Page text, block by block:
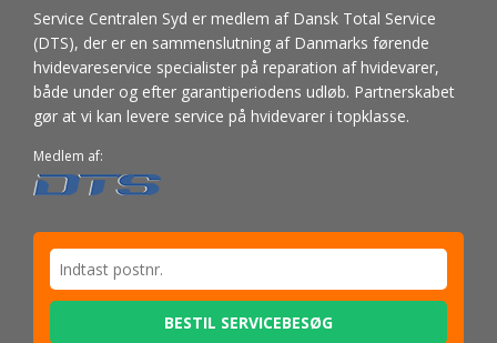
Service Centralen Syd er medlem af Dansk Total Service
(DTS), der er en sammenslutning af Danmarks førende
hvidevareservice specialister på reparation af hvidevarer,
både under og efter garantiperiodens udløb. Partnerskabet
gør at vi kan levere service på hvidevarer i topklasse.
Medlem af:
BESTIL SERVICEBESØG